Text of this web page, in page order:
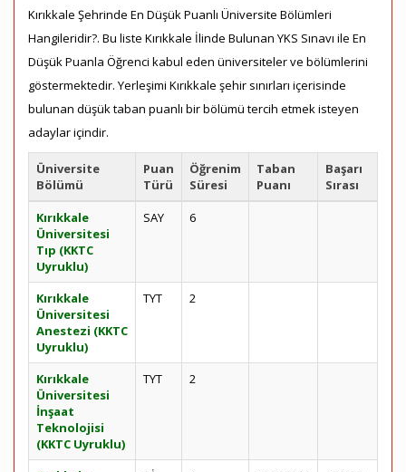
Kırıkkale Şehrinde En Düşük Puanlı Üniversite Bölümleri
Hangileridir?. Bu liste Kırıkkale İlinde Bulunan YKS Sınavı ile En
Düşük Puanla Öğrenci kabul eden üniversiteler ve bölümlerini
göstermektedir. Yerleşimi Kırıkkale şehir sınırları içerisinde
bulunan düşük taban puanlı bir bölümü tercih etmek isteyen
adaylar içindir.
Üniversite
Bölümü
Puan
Türü
Öğrenim
Süresi
Taban
Puanı
Başarı
Sırası
Kırıkkale
Üniversitesi
Tıp (KKTC
Uyruklu)
SAY 6
Kırıkkale
Üniversitesi
Anestezi (KKTC
Uyruklu)
TYT 2
Kırıkkale
Üniversitesi
İnşaat
Teknolojisi
(KKTC Uyruklu)
TYT 2